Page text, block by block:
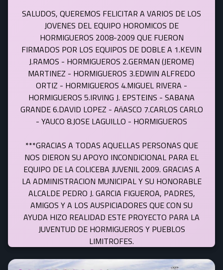
SALUDOS, QUEREMOS FELICITAR A VARIOS DE LOS
JOVENES DEL EQUIPO HOROMICOS DE
HORMIGUEROS 2008-2009 QUE FUERON
FIRMADOS POR LOS EQUIPOS DE DOBLE A 1.KEVIN
J.RAMOS - HORMIGUEROS 2.GERMAN (JEROME)
MARTINEZ - HORMIGUEROS 3.EDWIN ALFREDO
ORTIZ - HORMIGUEROS 4.MIGUEL RIVERA -
HORMIGUEROS 5.IRVING J. EPSTEINS - SABANA
GRANDE 6.DAVID LOPEZ - AñASCO 7.CARLOS CARLO
- YAUCO 8.JOSE LAGUILLO - HORMIGUEROS
***GRACIAS A TODAS AQUELLAS PERSONAS QUE
NOS DIERON SU APOYO INCONDICIONAL PARA EL
EQUIPO DE LA COLICEBA JUVENIL 2009. GRACIAS A
LA ADMINISTRACION MUNICIPAL Y SU HONORABLE
ALCALDE PEDRO J. GARCIA FIGUEROA, PADRES,
AMIGOS Y A LOS AUSPICIADORES QUE CON SU
AYUDA HIZO REALIDAD ESTE PROYECTO PARA LA
JUVENTUD DE HORMIGUEROS Y PUEBLOS
LIMITROFES.